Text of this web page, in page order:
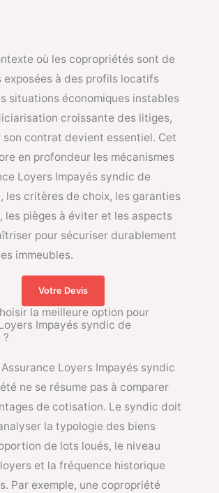
où les copropriétés sont de
exposées à des profils locatifs
situations économiques instables
croissante des litiges,
son contrat devient essentiel. Cet
en profondeur les mécanismes
Loyers Impayés syndic de
les critères de choix, les garanties
les pièges à éviter et les aspects
pour sécuriser durablement
immeubles.
Votre Devis
la meilleure option pour
Impayés syndic de
Loyers Impayés syndic
ne se résume pas à comparer
de cotisation. Le syndic doit
la typologie des biens
de lots loués, le niveau
et la fréquence historique
Par exemple, une copropriété